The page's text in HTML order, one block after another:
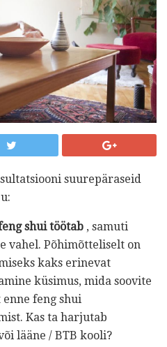
suurepäraseid
shui töötab , samuti
vahel. Põhimõtteliselt on
kaks erinevat
küsimus, mida soovite
feng shui
Kas ta harjutab
lääne / BTB kooli?